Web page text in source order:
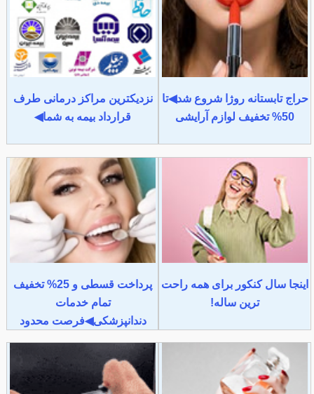
حراج تابستانه روژا شروع شد◀تا
50% تخفیف لوازم آرایشی
نزدیکترین مراکز درمانی طرف
قرارداد بیمه به شما◀
اینجا سال کنکور برای همه راحت
ترین ساله!
پرداخت قسطی و 25% تخفیف
تمام خدمات
دندانپزشکی◀فرصت محدود